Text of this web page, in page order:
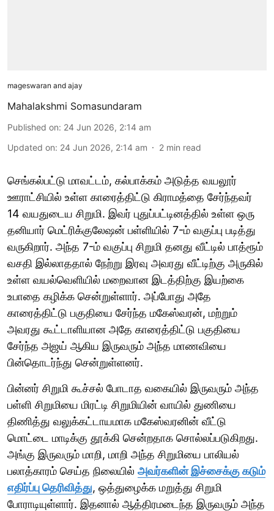
mageswaran and ajay
Mahalakshmi Somasundaram
Published on: 24 Jun 2026, 2:14 am
Updated on: 24 Jun 2026, 2:14 am 2 min read
செங்கல்பட்டு மாவட்டம், கல்பாக்கம் அடுத்த வயலூர்
ஊராட்சியில் உள்ள காரைத்திட்டு கிராமத்தை சேர்ந்தவர்
14 வயதுடைய சிறுமி. இவர் புதுப்பட்டினத்தில் உள்ள ஒரு
தனியார் மெட்ரிக்குலேஷன் பள்ளியில் 7-ம் வகுப்பு படித்து
வருகிறார். அந்த 7-ம் வகுப்பு சிறுமி தனது வீட்டில் பாத்ரூம்
வசதி இல்லாததால் நேற்று இரவு அவரது வீட்டிற்கு அருகில்
உள்ள வயல்வெளியில் மறைவான இடத்திற்கு இயற்கை
உபாதை கழிக்க சென்றுள்ளார். அப்போது அதே
காரைத்திட்டு பகுதியை சேர்ந்த மகேஸ்வரன், மற்றும்
அவரது கூட்டாளியான அதே காரைத்திட்டு பகுதியை
சேர்ந்த அஜய் ஆகிய இருவரும் அந்த மாணவியை
பின்தொடர்ந்து சென்றுள்ளனர்.
பின்னர் சிறுமி கூச்சல் போடாத வகையில் இருவரும் அந்த
பள்ளி சிறுமியை மிரட்டி சிறுமியின் வாயில் துணியை
திணித்து வலுக்கட்டாயமாக மகேஸ்வரனின் வீட்டு
மொட்டை மாடிக்கு தூக்கி சென்றதாக சொல்லப்படுகிறது.
அங்கு இருவரும் மாறி, மாறி அந்த சிறுமியை பாலியல்
பலாத்காரம் செய்த நிலையில் அவர்களின் இச்சைக்கு கடும்
எதிர்ப்பு தெரிவித்து, ஒத்துழைக்க மறுத்து சிறுமி
போராடியுள்ளார். இதனால் ஆத்திரமடைந்த இருவரும் அந்த